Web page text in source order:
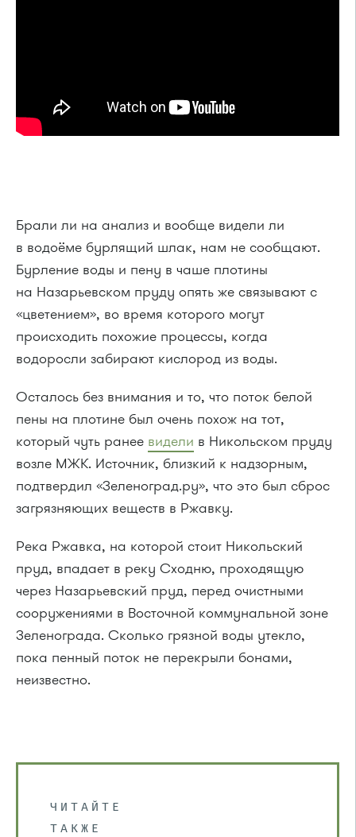
Брали ли на анализ и вообще видели ли
в водоёме бурлящий шлак, нам не сообщают.
Бурление воды и пену в чаше плотины
на Назарьевском пруду опять же связывают с
«цветением», во время которого могут
происходить похожие процессы, когда
водоросли забирают кислород из воды.
Осталось без внимания и то, что поток белой
пены на плотине был очень похож на тот,
который чуть ранее видели в Никольском пруду
возле МЖК. Источник, близкий к надзорным,
подтвердил «Зеленоград.ру», что это был сброс
загрязняющих веществ в Ржавку.
Река Ржавка, на которой стоит Никольский
пруд, впадает в реку Сходню, проходящую
через Назарьевский пруд, перед очистными
сооружениями в Восточной коммунальной зоне
Зеленограда. Сколько грязной воды утекло,
пока пенный поток не перекрыли бонами,
неизвестно.
ЧИТАЙТЕ
ТАКЖЕ